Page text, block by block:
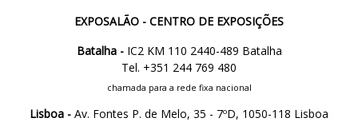
EXPOSALÃO - CENTRO DE EXPOSIÇÕES
Batalha -IC2 KM 110 2440-489 Batalha
Tel. +351 244 769 480
chamada para a rede fixa nacional
Lisboa - Av. Fontes P. de Melo, 35 - 7ºD, 1050-118 Lisboa